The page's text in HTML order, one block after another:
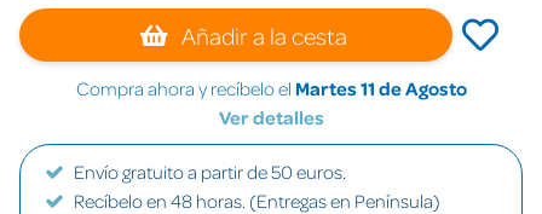
Añadir a la cesta
Compra ahora y recíbelo el Martes 11 de Agosto
Ver detalles
Envío gratuito a partir de 50 euros.
Recíbelo en 48 horas. (Entregas en Península)